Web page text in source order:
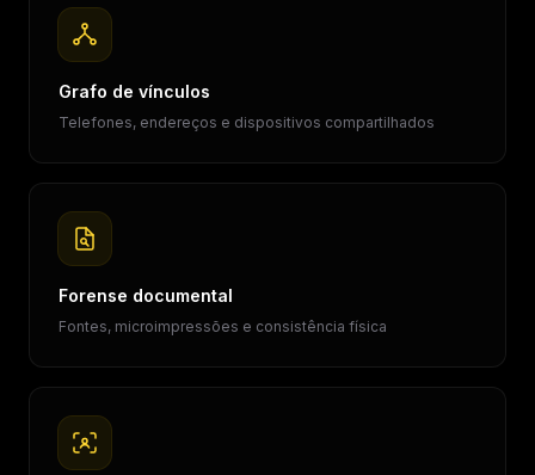
Grafo de vínculos
Telefones, endereços e dispositivos compartilhados
Forense documental
Fontes, microimpressões e consistência física